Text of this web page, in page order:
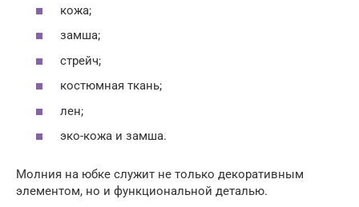
кожа;
замша;
стрейч;
костюмная ткань;
лен;
эко-кожа и замша.
Молния на юбке служит не только декоративным
элементом, но и функциональной деталью.